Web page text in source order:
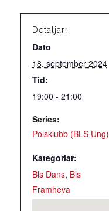
Detaljar:
Dato
18. september 2024
Tid:
19:00 - 21:00
Series:
Polsklubb (BLS Ung)
Kategoriar:
Bls Dans, Bls
Framheva